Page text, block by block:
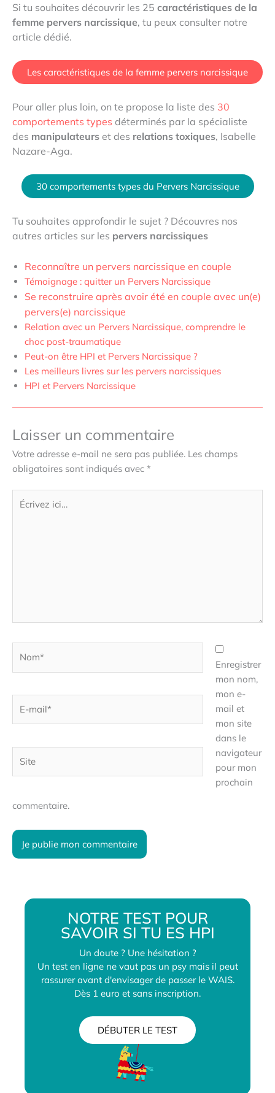
Si tu souhaites découvrir les 25 caractéristiques de la
femme pervers narcissique, tu peux consulter notre
article dédié.
Les caractéristiques de la femme pervers narcissique
Pour aller plus loin, on te propose la liste des 30
comportements types déterminés par la spécialiste
des manipulateurs et des relations toxiques, Isabelle
Nazare-Aga.
30 comportements types du Pervers Narcissique
Tu souhaites approfondir le sujet ? Découvres nos
autres articles sur les pervers narcissiques
Reconnaître un pervers narcissique en couple
Témoignage : quitter un Pervers Narcissique
Se reconstruire après avoir été en couple avec un(e)
pervers(e) narcissique
Relation avec un Pervers Narcissique, comprendre le
choc post-traumatique
Peut-on être HPI et Pervers Narcissique ?
Les meilleurs livres sur les pervers narcissiques
HPI et Pervers Narcissique
Laisser un commentaire
Votre adresse e-mail ne sera pas publiée. Les champs
obligatoires sont indiqués avec *
Écrivez
ici…
mail*
Enregistrer
mon nom,
mon e-
mail et
mon site
dans le
navigateur
pour mon
prochain
commentaire.
NOTRE TEST POUR
SAVOIR SI TU ES HPI
Un doute ? Une hésitation ?
Un test en ligne ne vaut pas un psy mais il peut
rassurer avant d'envisager de passer le WAIS.
Dès 1 euro et sans inscription.
DÉBUTER LE TEST